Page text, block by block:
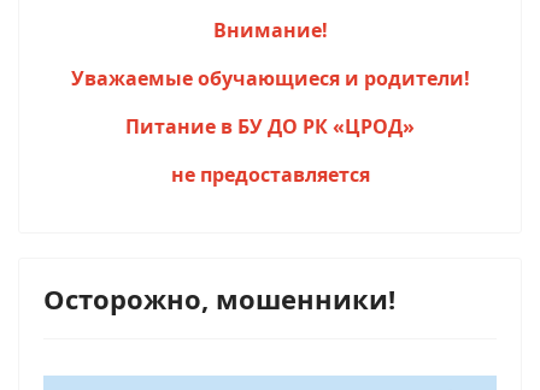
Внимание!
Уважаемые обучающиеся и родители!
Питание в БУ ДО РК «ЦРОД»
не предоставляется
Осторожно, мошенники!